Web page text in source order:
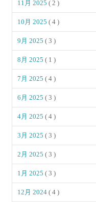
11月 2025( 2 )
10月 2025( 4 )
9月 2025( 3 )
8月 2025( 1 )
7月 2025( 4 )
6月 2025( 3 )
4月 2025( 4 )
3月 2025( 3 )
2月 2025( 3 )
1月 2025( 3 )
12月 2024( 4 )